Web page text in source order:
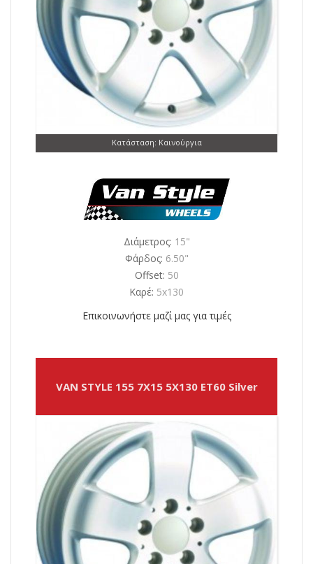
Κατάσταση: Καινούργια
Διάμετρος: 15"
Φάρδος: 6.50"
Offset: 50
Καρέ: 5x130
Επικοινωνήστε μαζί μας για τιμές
VAN STYLE 155 7X15 5X130 ET60 Silver